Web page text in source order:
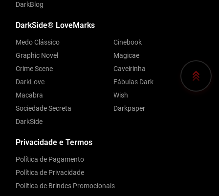
Privacidade e Termos
Política de Pagamento
Política de Privacidade
Política de Brindes Promocionais
DarkBlog
DarkSide® LoveMarks
Medo Clássico
Graphic Novel
Crime Scene
DarkLove
Macabra
Sociedade Secreta
DarkSide
Cinebook
Magicae
Caveirinha
Fábulas Dark
Wish
Darkpaper